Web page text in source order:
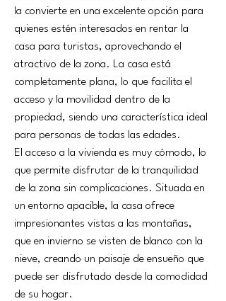
la convierte en una excelente opción para
quienes estén interesados en rentar la
casa para turistas, aprovechando el
atractivo de la zona. La casa está
completamente plana, lo que facilita el
acceso y la movilidad dentro de la
propiedad, siendo una característica ideal
para personas de todas las edades.
El acceso a la vivienda es muy cómodo, lo
que permite disfrutar de la tranquilidad
de la zona sin complicaciones. Situada en
un entorno apacible, la casa ofrece
impresionantes vistas a las montañas,
que en invierno se visten de blanco con la
nieve, creando un paisaje de ensueño que
puede ser disfrutado desde la comodidad
de su hogar.